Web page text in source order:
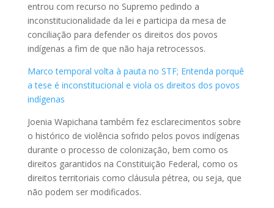
entrou com recurso no Supremo pedindo a
inconstitucionalidade da lei e participa da mesa de
conciliação para defender os direitos dos povos
indígenas a fim de que não haja retrocessos.
Marco temporal volta à pauta no STF; Entenda porquê
a tese é inconstitucional e viola os direitos dos povos
indígenas
Joenia Wapichana também fez esclarecimentos sobre
o histórico de violência sofrido pelos povos indígenas
durante o processo de colonização, bem como os
direitos garantidos na Constituição Federal, como os
direitos territoriais como cláusula pétrea, ou seja, que
não podem ser modificados.